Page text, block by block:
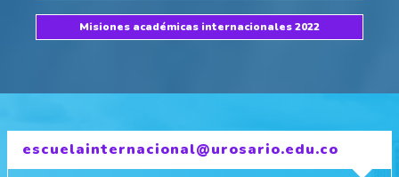
Misiones académicas internacionales 2022
escuelainternacional@urosario.edu.co